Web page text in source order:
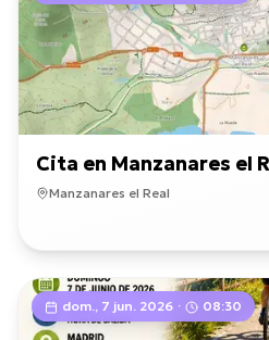
Cita en Manzanares el
Manzanares el Real
dom., 7 jun. 2026 · 08:30